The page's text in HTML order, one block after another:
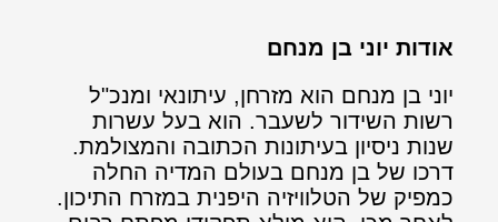
אודות יוני בן מנחם
יוני בן מנחם הוא מזרחן, עיתונאי ומנכ"ל
רשות השידור לשעבר. הוא בעל עשרות
שנות ניסיון בעיתונות הכתובה והמצולמת.
דרכו של בן מנחם בעולם המדיה החלה
כמפיק של הטלוויזיה היפנית במזרח התיכון.